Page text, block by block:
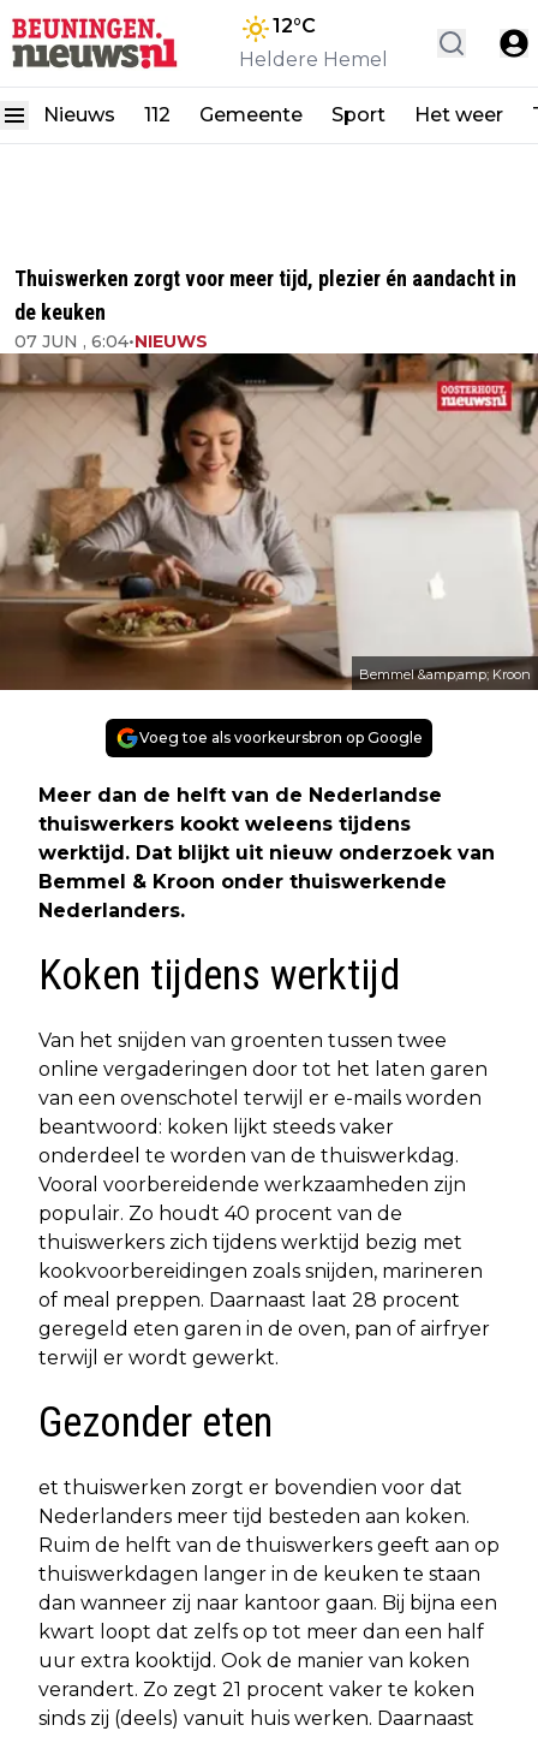
12°C
Heldere Hemel
Nieuws 112 Gemeente Sport Het weer
Thuiswerken zorgt voor meer tijd, plezier én aandacht in
de keuken
07 JUN , 6:04•NIEUWS
Bemmel &amp;amp; Kroon
Voeg toe als voorkeursbron op Google
Meer dan de helft van de Nederlandse
thuiswerkers kookt weleens tijdens
werktijd. Dat blijkt uit nieuw onderzoek van
Bemmel & Kroon onder thuiswerkende
Nederlanders.
Koken tijdens werktijd
Van het snijden van groenten tussen twee
online vergaderingen door tot het laten garen
van een ovenschotel terwijl er e-mails worden
beantwoord: koken lijkt steeds vaker
onderdeel te worden van de thuiswerkdag.
Vooral voorbereidende werkzaamheden zijn
populair. Zo houdt 40 procent van de
thuiswerkers zich tijdens werktijd bezig met
kookvoorbereidingen zoals snijden, marineren
of meal preppen. Daarnaast laat 28 procent
geregeld eten garen in de oven, pan of airfryer
terwijl er wordt gewerkt.
Gezonder eten
et thuiswerken zorgt er bovendien voor dat
Nederlanders meer tijd besteden aan koken.
Ruim de helft van de thuiswerkers geeft aan op
thuiswerkdagen langer in de keuken te staan
dan wanneer zij naar kantoor gaan. Bij bijna een
kwart loopt dat zelfs op tot meer dan een half
uur extra kooktijd. Ook de manier van koken
verandert. Zo zegt 21 procent vaker te koken
sinds zij (deels) vanuit huis werken. Daarnaast